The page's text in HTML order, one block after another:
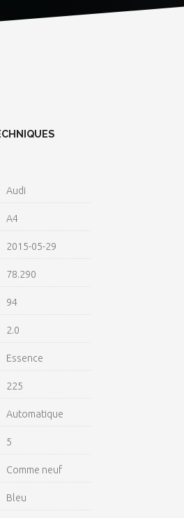
Audi
A4
2015-05-29
78.290
94
2.0
Essence
225
Automatique
5
Comme neuf
Bleu